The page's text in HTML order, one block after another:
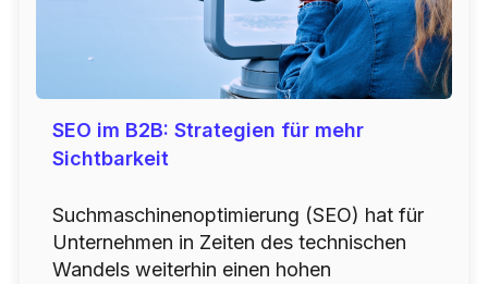
SEO im B2B: Strategien für mehr
Sichtbarkeit
Suchmaschinenoptimierung (SEO) hat für
Unternehmen in Zeiten des technischen
Wandels weiterhin einen hohen